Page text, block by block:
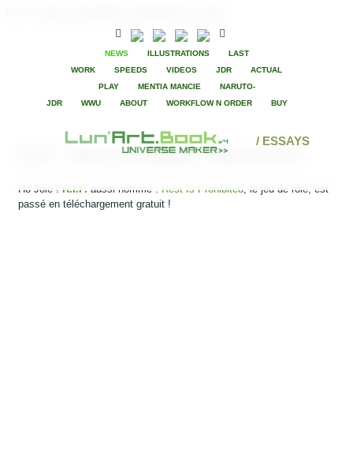
NEWS ILLUSTRATIONS
LAST
WORK
SPEEDS VIDEOS JDR
ACTUAL
PLAY
MENTIA MANCIE
NARUTO-
JDR
WWU ABOUT WORKFLOW N ORDER BUY
/ ESSAYS
R.I.P. : Rest Is Prohibited - Résurrection !
Ho Joie ! R.I.P. aussi nommé : Rest Is Prohibited, le jeu de rôle, est
passé en téléchargement gratuit !